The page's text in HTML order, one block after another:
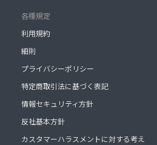
各種規定
利用規約
細則
プライバシーポリシー
特定商取引法に基づく表記
情報セキュリティ方針
反社基本方針
カスタマーハラスメントに対する考え